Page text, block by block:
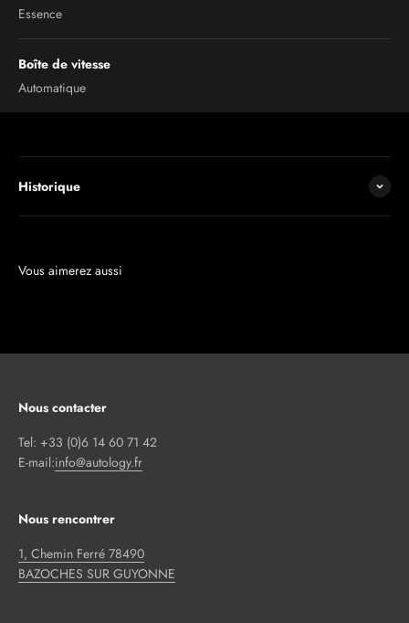
Essence
Boîte de vitesse
Automatique
Historique
Nous contacter
Tel: +33 (0)6 14 60 71 42
E-mail:info@autology.fr
Nous rencontrer
1, Chemin Ferré 78490
BAZOCHES SUR GUYONNE